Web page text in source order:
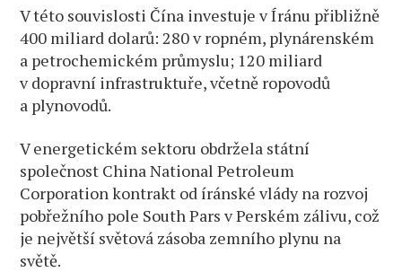
V této souvislosti Čína investuje v Íránu přibližně
400 miliard dolarů: 280 v ropném, plynárenském
a petrochemickém průmyslu; 120 miliard
v dopravní infrastruktuře, včetně ropovodů
a plynovodů.
V energetickém sektoru obdržela státní
společnost China National Petroleum
Corporation kontrakt od íránské vlády na rozvoj
pobřežního pole South Pars v Perském zálivu, což
je největší světová zásoba zemního plynu na
světě.